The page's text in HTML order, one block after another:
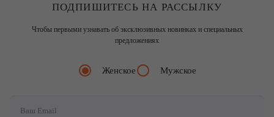
ПОДПИШИТЕСЬ НА РАССЫЛКУ
Чтобы первыми узнавать об эксклюзивных новинках и специальных
предложениях
Женское Мужское